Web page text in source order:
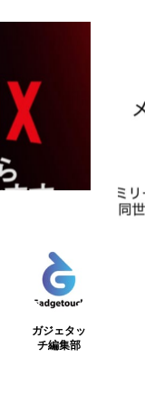
ガジェタッ
チ編集部